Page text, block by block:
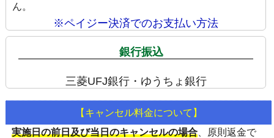
ん。
※ペイジー決済でのお支払い方法
銀行振込
三菱UFJ銀行・ゆうちょ銀行
【キャンセル料金について】
実施日の前日及び当日のキャンセルの場合
原則返金で